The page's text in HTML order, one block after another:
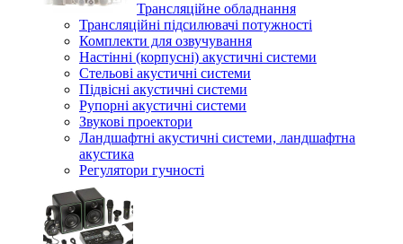
Трансляційне обладнання
Трансляційні підсилювачі потужності
Комплекти для озвучування
Настінні (корпусні) акустичні системи
Стельові акустичні системи
Підвісні акустичні системи
Рупорні акустичні системи
Звукові проектори
Ландшафтні акустичні системи, ландшафтна
акустика
Регулятори гучності